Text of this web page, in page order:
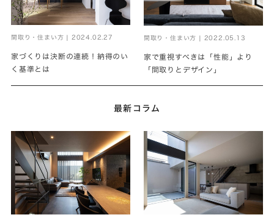
間取り・住まい方 | 2024.02.27
家づくりは決断の連続！納得のい
く基準とは
間取り・住まい方 | 2022.05.13
家で重視すべきは「性能」より
「間取りとデザイン」
最新コラム